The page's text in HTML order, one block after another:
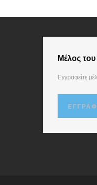
Μέλος του
Εγγραφείτε